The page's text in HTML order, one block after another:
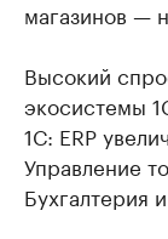
магазинов —
Высокий
экосистемы
1С: ERP
Управление
Бухгалтерия